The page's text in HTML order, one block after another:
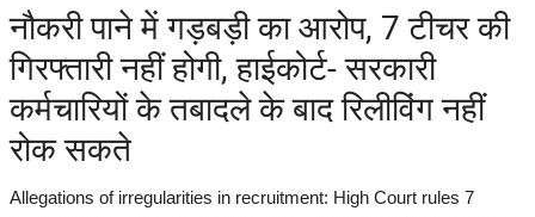
All
सरगुजा संभाग
बिलासपुर संभाग
नौकरी पाने में गड़बड़ी का आरोप, 7 टीचर की
गिरफ्तारी नहीं होगी, हाईकोर्ट- सरकारी
कर्मचारियों के तबादले के बाद रिलीविंग नहीं
रोक सकते
Allegations of irregularities in recruitment: High Court rules 7